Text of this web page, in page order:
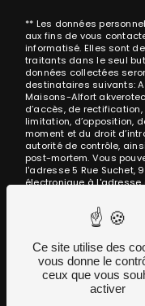
** Les données
aux fins de vous
informatisé. Elles sont
traitants dans le seul
données collectées
destinataires suivants:
Maisons-Alfort
d’accès, de
limitation, d’opposition,
moment et du droit
autorité de contrôle,
post-mortem. Vous
l'adresse 5 Rue Suchet,
électronique à l'adresse
d'identité pourra vous
données pendant la
durée de prescription
des contentieux. Vous
d'opposition au
adresse: Bloctel.gouv.fr.
d’informations sur vos
Ce site utilise des
vous donne le
ceux que vous
activer